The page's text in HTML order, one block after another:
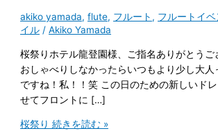
akiko yamada,flute, フルート , フルートイベ
イル /Akiko Yamada
桜祭りホテル龍登園様、ご指名ありがと
おしゃべりしなかったらいつもより少し大人
ですね！私！！笑 この日のための新しいド
せてフロントに […]
桜祭り 続きを読む »